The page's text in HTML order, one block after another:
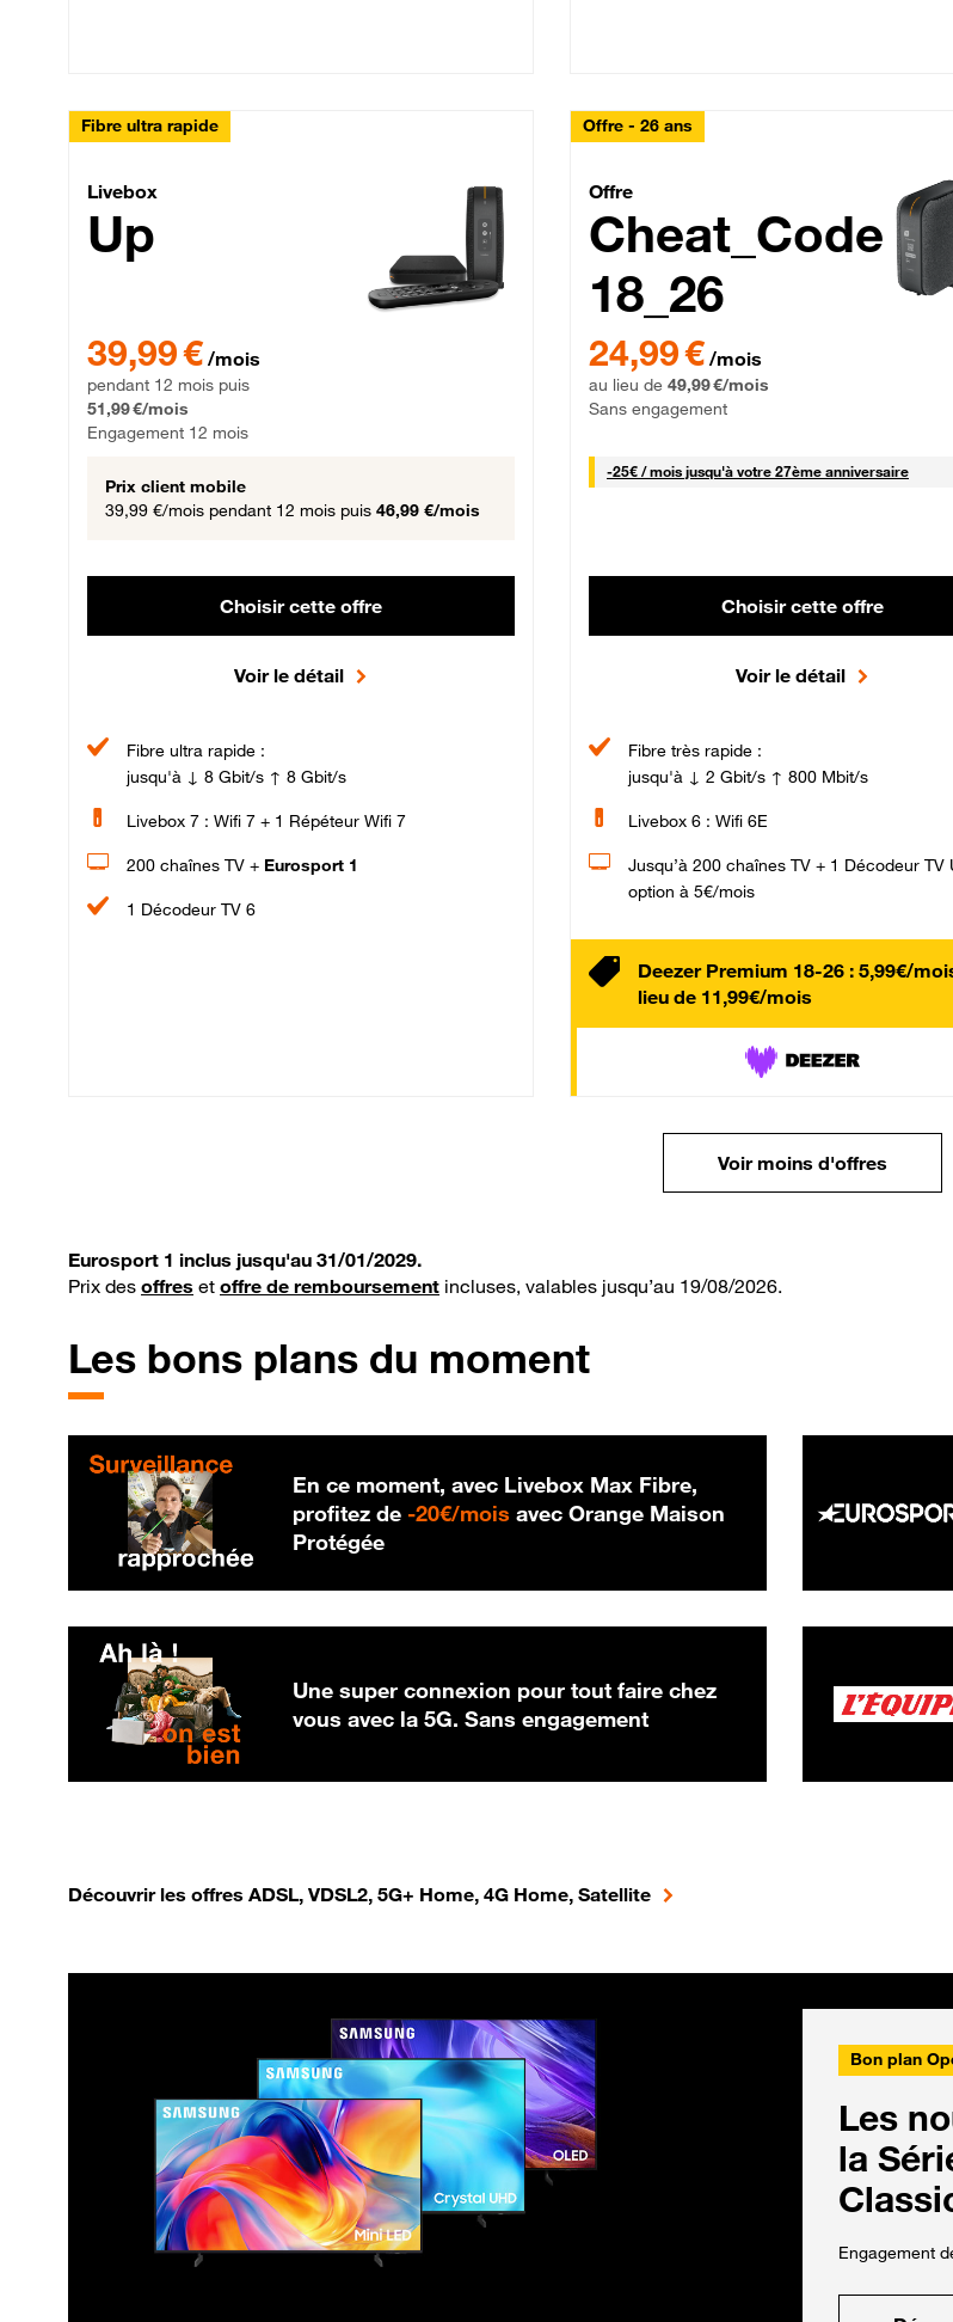
Fibre ultra rapide
Livebox Up Fibre
Livebox
Up
39,99 € /mois
pendant 12 mois puis
51,99 €/mois
Engagement 12 mois
Prix client mobile
39,99 €/mois pendant 12 mois puis 46,99 €/mois
Choisir cette offre
Voir le détail
Fibre ultra rapide :
jusqu'à ↓ 8 Gbit/s ↑ 8 Gbit/s
Livebox 7 : Wifi 7 + 1 Répéteur Wifi 7
200 chaînes TV + Eurosport 1
1 Décodeur TV 6
Offre - 26 ans
Cheat_Code
Offre
Cheat_Code
18_26
24,99 € /mois
au lieu de 49,99 €/mois
Sans engagement
-25€ / mois25 € par mois
jusqu'à votre 27ème anniversaire
Choisir cette offre
Voir le détail
Fibre très rapide :
jusqu'à ↓ 2 Gbit/s ↑ 800 Mbit/s
Livebox 6 : Wifi 6E
Jusqu’à 200 chaînes TV + 1 Décodeur TV
option à 5€/mois
Deezer Premium 18-26 : 5,99€/
lieu de 11,99€/mois
Voir moins d'offres
Eurosport 1 inclus jusqu'au 31/01/2029.
Prix des offres et offre de remboursement incluses, valables jusqu’au 19/08/2026.
Les bons plans du moment
En ce moment, avec Livebox Max Fibre,
profitez de -20€/mois 20 € par mois
avec Orange Maison
Protégée
Une super connexion pour tout faire chez
vous avec la 5G. Sans engagement
Découvrir les offres ADSL, VDSL2, 5G+ Home, 4G Home, Satellite
Bon plan
Les
la
Engagement